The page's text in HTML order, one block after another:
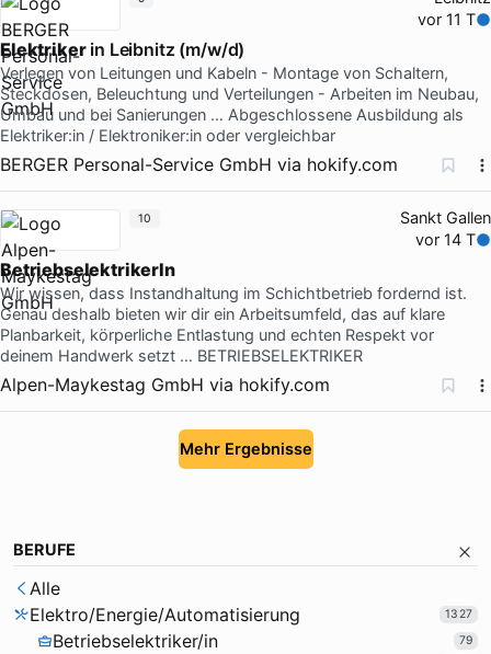
vor 11 T
Elektrikerin Leibnitz (m/w/d)
Verlegen von Leitungen und Kabeln - Montage von Schaltern,
Steckdosen, Beleuchtung und Verteilungen - Arbeiten im Neubau,
Umbau und bei Sanierungen … Abgeschlossene Ausbildung als
Elektriker:in / Elektroniker:in oder vergleichbar
BERGER Personal-Service GmbH via hokify.com
Sankt Gallen
vor 14 T
BetriebselektrikerIn
Wir wissen, dass Instandhaltung im Schichtbetrieb fordernd ist.
Genau deshalb bieten wir dir ein Arbeitsumfeld, das auf klare
Planbarkeit, körperliche Entlastung und echten Respekt vor
deinem Handwerk setzt … BETRIEBSELEKTRIKER
Alpen-Maykestag GmbH via hokify.com
10
Mehr Ergebnisse
BERUFE
Alle
Elektro/Energie/Automatisierung
1327
Betriebselektriker/in 79